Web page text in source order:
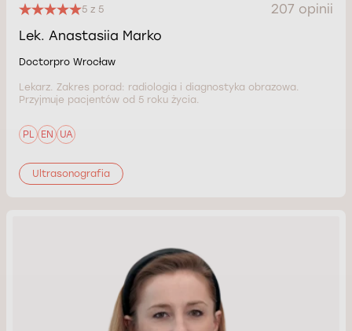
5 z 5
207 opinii
Lek. Anastasiia Marko
Doctorpro Wrocław
Lekarz. Zakres porad: radiologia i diagnostyka obrazowa.
Przyjmuje pacjentów od 5 roku życia.
PL EN UA
Ultrasonografia